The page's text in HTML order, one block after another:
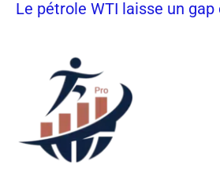
Le pétrole WTI laisse un gap